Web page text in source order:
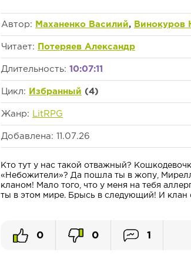
Автор: Маханенко Василий, Винокуров
Читает: Потеряев Александр
Длительность: 10:07:11
Цикл: Избранный (4)
Жанр: LitRPG
Добавлена: 11.07.26
Кто тут у нас такой отважный?
«Небожители»? Да пошла ты в жопу,
кланом! Мало того, что у меня на тебя
ты в этом мире. Брысь в следующий! И клан
0 0 1